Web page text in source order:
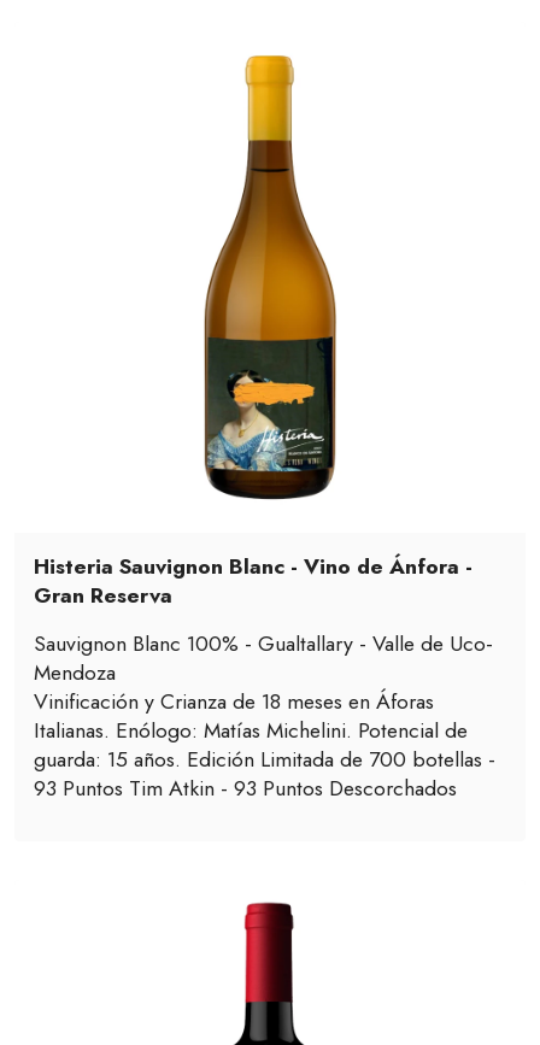
Histeria Sauvignon Blanc - Vino de Ánfora -
Gran Reserva
Sauvignon Blanc 100% - Gualtallary - Valle de Uco-
Mendoza
Vinificación y Crianza de 18 meses en Áforas
Italianas. Enólogo: Matías Michelini. Potencial de
guarda: 15 años. Edición Limitada de 700 botellas -
93 Puntos Tim Atkin - 93 Puntos Descorchados